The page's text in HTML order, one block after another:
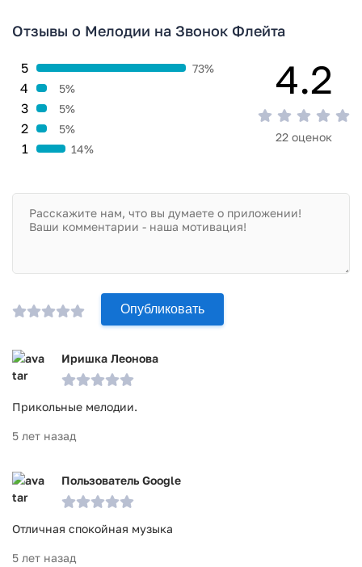
Отзывы о Мелодии на Звонок Флейта
1 14%
2 5%
3 5%
4 5%
5 73% 4.2
22 оценок
Опубликовать
Иришка Леонова
Прикольные мелодии.
5 лет назад
Пользователь Google
Отличная спокойная музыка
5 лет назад